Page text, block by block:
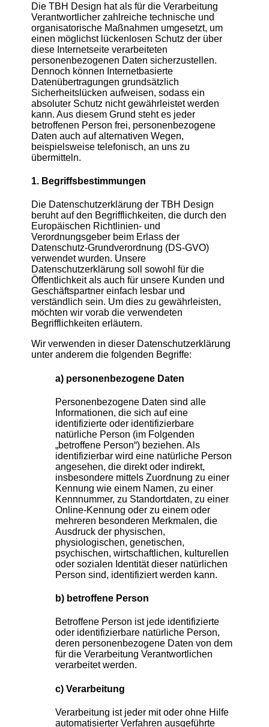
Die TBH Design hat als für die Verarbeitung
Verantwortlicher zahlreiche technische und
organisatorische Maßnahmen umgesetzt, um
einen möglichst lückenlosen Schutz der über
diese Internetseite verarbeiteten
personenbezogenen Daten sicherzustellen.
Dennoch können Internetbasierte
Datenübertragungen grundsätzlich
Sicherheitslücken aufweisen, sodass ein
absoluter Schutz nicht gewährleistet werden
kann. Aus diesem Grund steht es jeder
betroffenen Person frei, personenbezogene
Daten auch auf alternativen Wegen,
beispielsweise telefonisch, an uns zu
übermitteln.
1. Begriffsbestimmungen
Die Datenschutzerklärung der TBH Design
beruht auf den Begrifflichkeiten, die durch den
Europäischen Richtlinien- und
Verordnungsgeber beim Erlass der
Datenschutz-Grundverordnung (DS-GVO)
verwendet wurden. Unsere
Datenschutzerklärung soll sowohl für die
Öffentlichkeit als auch für unsere Kunden und
Geschäftspartner einfach lesbar und
verständlich sein. Um dies zu gewährleisten,
möchten wir vorab die verwendeten
Begrifflichkeiten erläutern.
Wir verwenden in dieser Datenschutzerklärung
unter anderem die folgenden Begriffe:
a) personenbezogene Daten
Personenbezogene Daten sind alle
Informationen, die sich auf eine
identifizierte oder identifizierbare
natürliche Person (im Folgenden
„betroffene Person“) beziehen. Als
identifizierbar wird eine natürliche Person
angesehen, die direkt oder indirekt,
insbesondere mittels Zuordnung zu einer
Kennung wie einem Namen, zu einer
Kennnummer, zu Standortdaten, zu einer
Online-Kennung oder zu einem oder
mehreren besonderen Merkmalen, die
Ausdruck der physischen,
physiologischen, genetischen,
psychischen, wirtschaftlichen, kulturellen
oder sozialen Identität dieser natürlichen
Person sind, identifiziert werden kann.
b) betroffene Person
Betroffene Person ist jede identifizierte
oder identifizierbare natürliche Person,
deren personenbezogene Daten von dem
für die Verarbeitung Verantwortlichen
verarbeitet werden.
c) Verarbeitung
Verarbeitung ist jeder mit oder ohne Hilfe
automatisierter Verfahren ausgeführte